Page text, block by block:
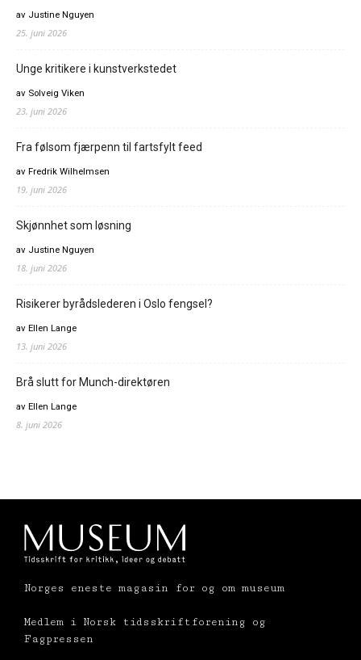
av Justine Nguyen
25. juni 2026
Unge kritikere i kunstverkstedet
av Solveig Viken
23. juni 2026
Fra følsom fjærpenn til fartsfylt feed
av Fredrik Wilhelmsen
19. juni 2026
Skjønnhet som løsning
av Justine Nguyen
18. juni 2026
Risikerer byrådslederen i Oslo fengsel?
av Ellen Lange
13. juni 2026
Brå slutt for Munch-direktøren
av Ellen Lange
8. juni 2026
Norges eneste magasin for og om museum
Medlem i Norsk tidsskriftforening og
Fagpressen